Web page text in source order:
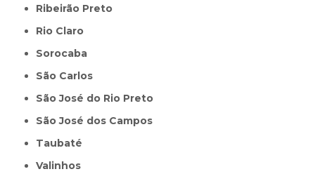
Ribeirão Preto
Rio Claro
Sorocaba
São Carlos
São José do Rio Preto
São José dos Campos
Taubaté
Valinhos